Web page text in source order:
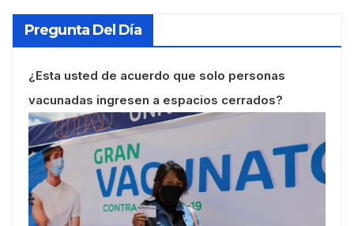
Pregunta Del Día
¿Esta usted de acuerdo que solo personas
vacunadas ingresen a espacios cerrados?